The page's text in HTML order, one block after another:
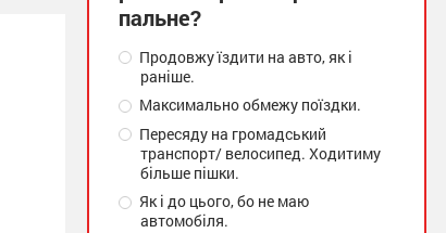
пальне?
Продовжу їздити на авто, як і
раніше.
Максимально обмежу поїздки.
Пересяду на громадський
транспорт/ велосипед. Ходитиму
більше пішки.
Як і до цього, бо не маю
автомобіля.